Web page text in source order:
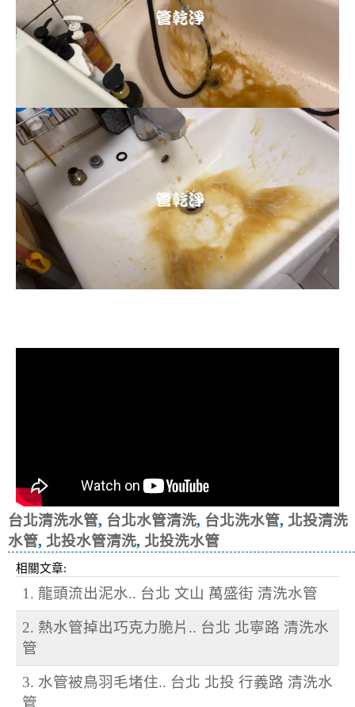
台北清洗水管, 台北水管清洗, 台北洗水管, 北投清洗
水管, 北投水管清洗, 北投洗水管
相關文章:
1. 龍頭流出泥水.. 台北 文山 萬盛街 清洗水管
2. 熱水管掉出巧克力脆片.. 台北 北寧路 清洗水
管
3. 水管被鳥羽毛堵住.. 台北 北投 行義路 清洗水
管